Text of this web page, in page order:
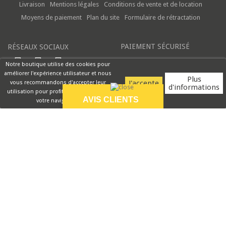
Notre boutique utilise des cookies pour
améliorer l'expérience utilisateur et nous
vous recommandons d'accepter leur
utilisation pour profiter pleinement de
votre navigation.
Plus
d'informations
Livraison Mentions légales
Conditions de vente et de location
Moyens de paiement
Plan du site Formulaire de rétractation
RÉSEAUX SOCIAUX PAIEMENT SÉCURISÉ
AVIS CLIENTS